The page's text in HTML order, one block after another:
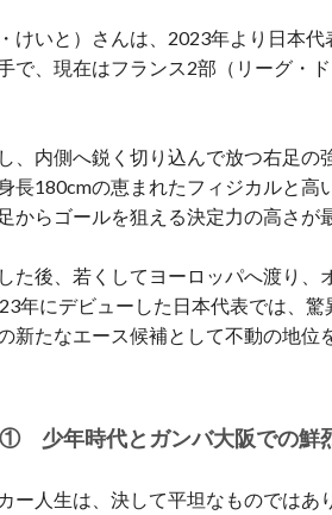
けいと）さんは、2023年より日本
で、現在はフランス2部（リーグ・
、内側へ鋭く切り込んで放つ右足の
長180cmの恵まれたフィジカルと高
からゴールを狙える決定力の高さが
た後、若くしてヨーロッパへ渡り、
年にデビューした日本代表では、
新たなエース候補として不動の地位
少年時代とガンバ大阪での鮮
ー人生は、決して平坦なものではあ